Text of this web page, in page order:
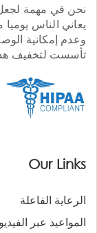
نحن في مهمة
يعاني الناس
وعدم إمكانية
تأسست لتخفيف
Our Links
الرعاية الفاعلة
المواعيد عبر الفيديو